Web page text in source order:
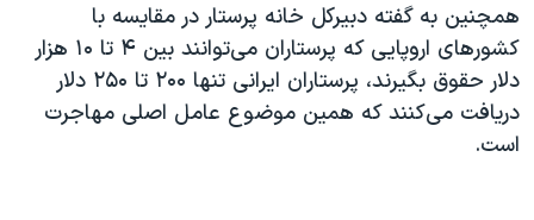
همچنین به گفته دبیرکل خانه پرستار در مقایسه با
کشورهای اروپایی که پرستاران می‌توانند بین ۴ تا ۱۰ هزار
دلار حقوق بگیرند، پرستاران ایرانی تنها ۲۰۰ تا ۲۵۰ دلار
دریافت می‌کنند که همین موضوع عامل اصلی مهاجرت
است.